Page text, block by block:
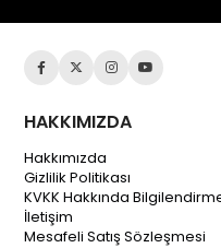
HAKKIMIZDA
Hakkımızda
Gizlilik Politikası
KVKK Hakkında
İletişim
Mesafeli Satış Sözleşmesi